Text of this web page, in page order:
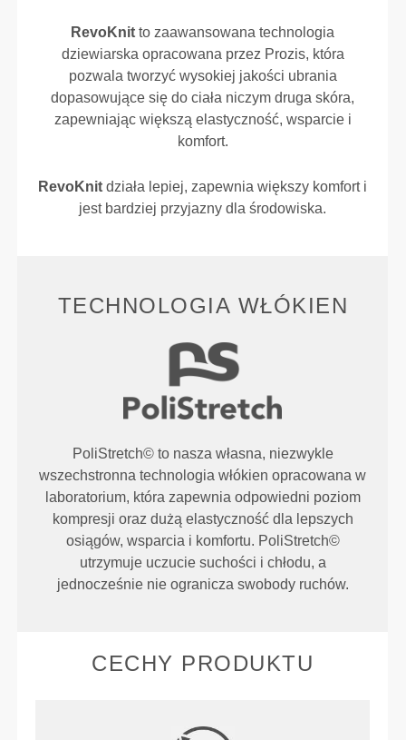
RevoKnit to zaawansowana technologia
dziewiarska opracowana przez Prozis, która
pozwala tworzyć wysokiej jakości ubrania
dopasowujące się do ciała niczym druga skóra,
zapewniając większą elastyczność, wsparcie i
komfort.
RevoKnit działa lepiej, zapewnia większy komfort i
jest bardziej przyjazny dla środowiska.
TECHNOLOGIA WŁÓKIEN
PoliStretch© to nasza własna, niezwykle
wszechstronna technologia włókien opracowana w
laboratorium, która zapewnia odpowiedni poziom
kompresji oraz dużą elastyczność dla lepszych
osiągów, wsparcia i komfortu. PoliStretch©
utrzymuje uczucie suchości i chłodu, a
jednocześnie nie ogranicza swobody ruchów.
CECHY PRODUKTU